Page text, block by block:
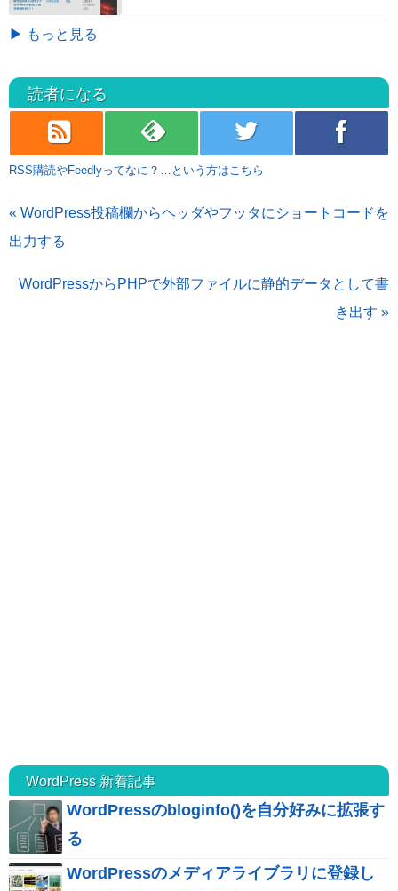
▶ もっと見る
読者になる
rss feedly twitter facebook
RSS購読やFeedlyってなに？…という方はこちら
« WordPress投稿欄からヘッダやフッタにショートコードを
出力する
WordPressからPHPで外部ファイルに静的データとして書
き出す »
WordPress 新着記事
WordPressのbloginfo()を自分好みに拡張す
る
WordPressのメディアライブラリに登録し